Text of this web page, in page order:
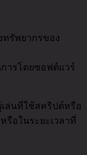
ทรัพยากรของ
ารโดยซอฟต์แวร์
เล่นที่ใช้สคริปต์หรือ
รือในระยะเวลาที่